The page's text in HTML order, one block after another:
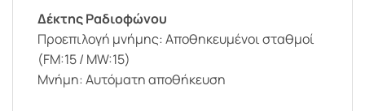
Δέκτης Ραδιοφώνου
Προεπιλογή μνήμης: Αποθηκευμένοι σταθμοί
(FM:15 / MW:15)
Μνήμη: Αυτόματη αποθήκευση